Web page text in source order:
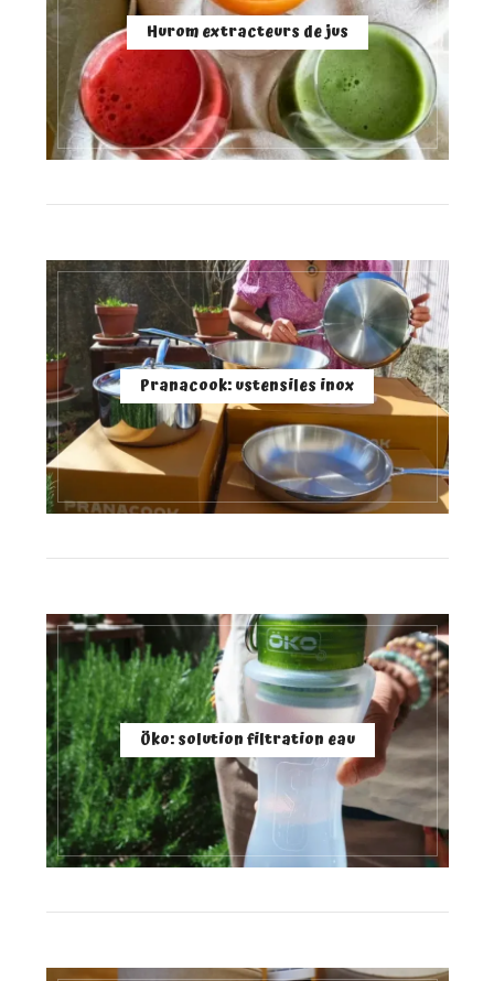
Hurom extracteurs de jus
Pranacook: ustensiles inox
Öko: solution filtration eau